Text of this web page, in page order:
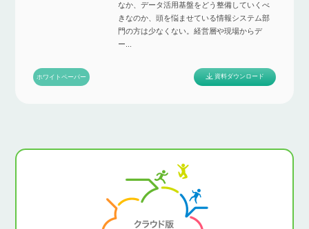
なか、データ活用基盤をどう整備していくべ
きなのか、頭を悩ませている情報システム部
門の方は少なくない。経営層や現場からデ
ー...
ホワイトペーパー 資料ダウンロード